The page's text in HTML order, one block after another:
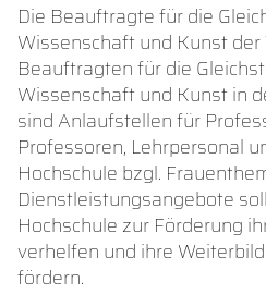
Die Beauftragte für die
Wissenschaft und Kunst
Beauftragten für die
Wissenschaft und Kunst in
sind Anlaufstellen für
Professoren, Lehrpersonal
Hochschule bzgl.
Dienstleistungsangebote
Hochschule zur Förderung
verhelfen und ihre
fördern.